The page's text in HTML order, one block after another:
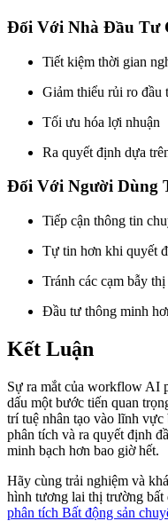
Đối Với Nhà Đầu Tư
Tiết kiệm thời gian
Giảm thiểu rủi ro đầu
Tối ưu hóa lợi nhuận
Ra quyết định dựa
Đối Với Người Dùng
Tiếp cận thông tin
Tự tin hơn khi quyết
Tránh các cạm bẫy
Đầu tư thông minh
Kết Luận
Sự ra mắt của workflow AI
dấu một bước tiến quan
trí tuệ nhân tạo vào lĩnh
phân tích và ra quyết định
minh bạch hơn bao giờ hết.
Hãy cùng trải nghiệm và
hình tương lai thị trường
phân tích Bất động sản